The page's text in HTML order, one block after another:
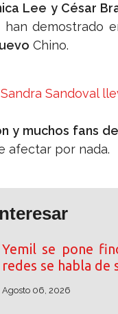
Lee y César
han demostrado
Chino.
Sandra Sandoval
y muchos fans
afectar por nada.
Yemil se pone
redes se habla de
Agosto 06, 2026